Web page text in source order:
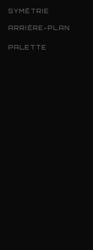
SYMÉTRIE
ARRIÈRE-PLAN
PALETTE